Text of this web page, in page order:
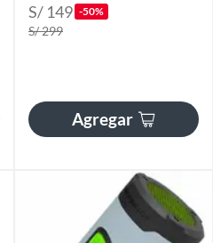
S/ 149 -50%
S/ 299
Agregar